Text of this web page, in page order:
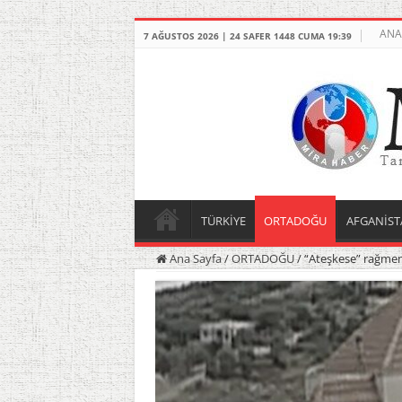
7 AĞUSTOS 2026 | 24 SAFER 1448 CUMA 19:39
TÜRKİYE ORTADOĞU
Ana Sayfa/ORTADOĞU/“Ateşkese”